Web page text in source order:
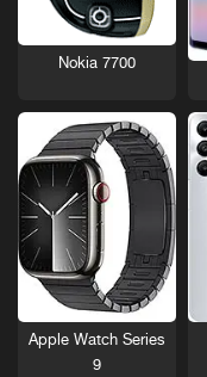
Nokia 7700
Apple Watch Series
9